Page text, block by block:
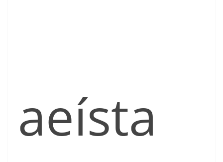
aeísta